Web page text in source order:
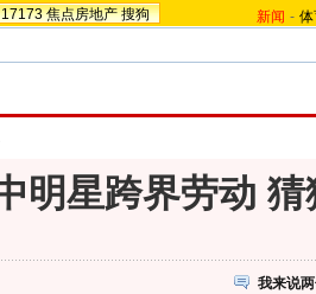
17173 焦点房地产 搜狗 新闻 -
明星跨界劳动
我来说